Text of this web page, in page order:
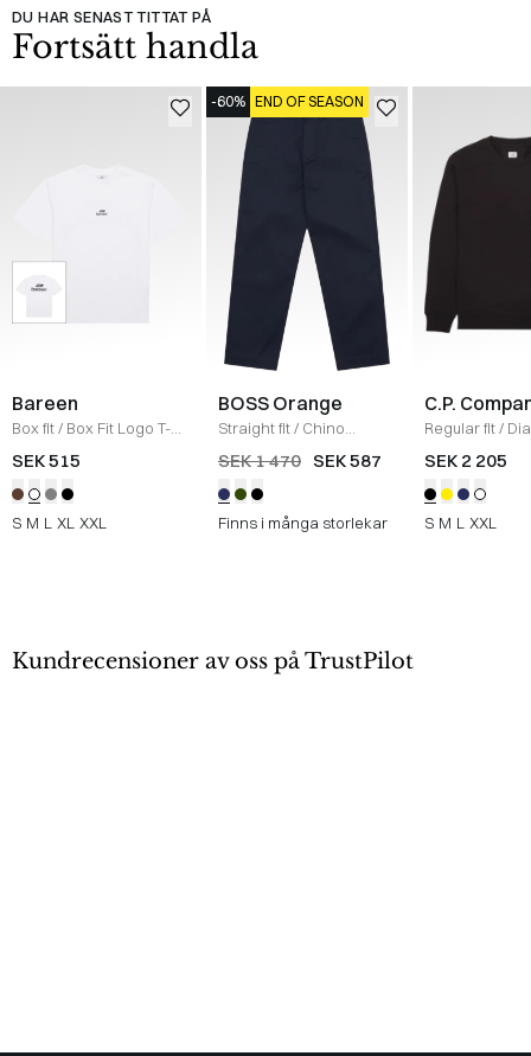
DU HAR SENAST TITTAT PÅ
Fortsätt handla
Bareen
Box fit/ Box Fit Logo T-
shirt /WHITE
SEK 515
S M L XL XXL
-60% END OF SEASON
BOSS Orange
Straight fit/ Chino
Straight
NAVY
SEK 1 470 SEK 587
Finns i många storlekar
C.P.
Regular fit/
Raised
SEK 2 205
S M L XXL
Kundrecensioner av oss på TrustPilot